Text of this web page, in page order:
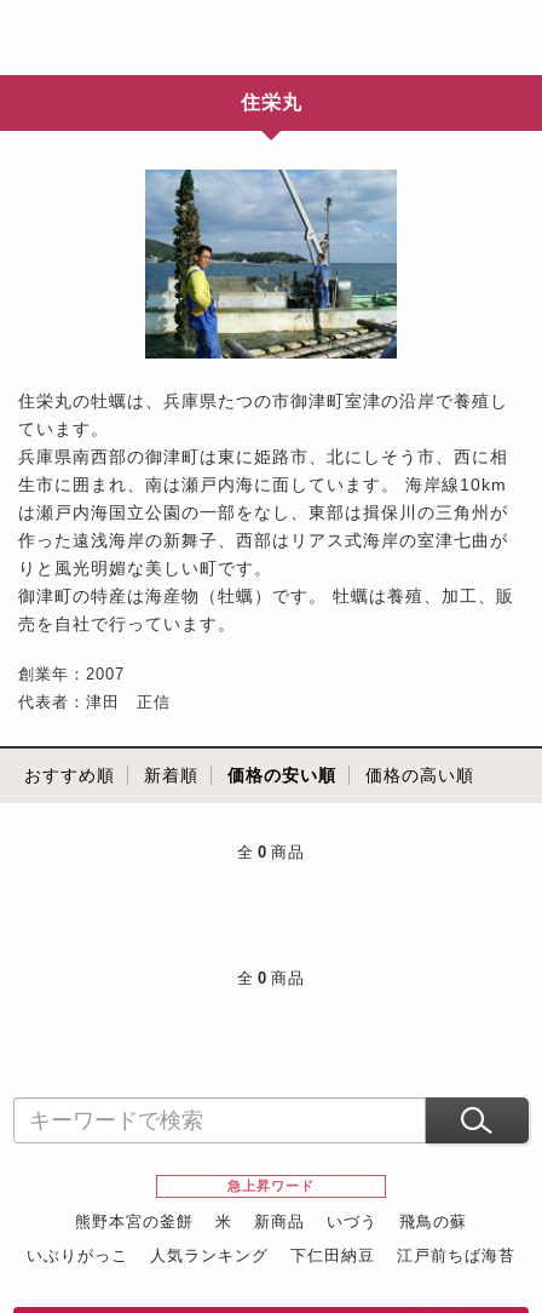
住栄丸
住栄丸の牡蠣は、兵庫県たつの市御津町室津の沿岸で養殖し
ています。
兵庫県南西部の御津町は東に姫路市、北にしそう市、西に相
生市に囲まれ、南は瀬戸内海に面しています。 海岸線10km
は瀬戸内海国立公園の一部をなし、東部は揖保川の三角州が
作った遠浅海岸の新舞子、西部はリアス式海岸の室津七曲が
りと風光明媚な美しい町です。
御津町の特産は海産物（牡蠣）です。 牡蠣は養殖、加工、販
売を自社で行っています。
創業年：2007
代表者：津田 正信
おすすめ順 新着順 価格の安い順 価格の高い順
全 0 商品
全 0 商品
急上昇ワード
熊野本宮の釜餅 米 新商品 いづう
飛鳥の蘇
いぶりがっこ
人気ランキング 下仁田納豆
江戸前ちば海苔